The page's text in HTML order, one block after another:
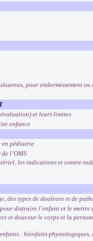
pour endormissement
et leurs limites
enfance
en pédiatrie
l’OMS
les indications et contre-
des types de douleurs et de
distraire l’enfant et le mettre
et douceur le corps et la
: bienfaits